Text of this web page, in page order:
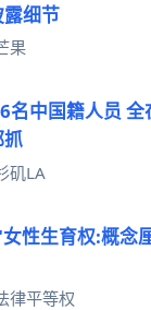
细节
果
名中国籍人员 全
矶LA
性生育权:概念
律平等权